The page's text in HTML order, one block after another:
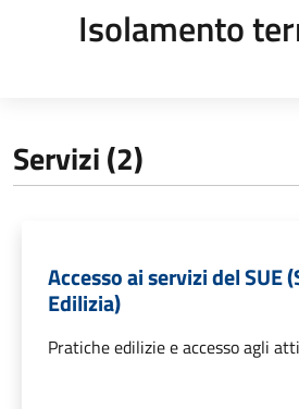
Isolamento
Servizi (2)
Accesso ai servizi del SUE
Edilizia)
Pratiche edilizie e accesso agli atti